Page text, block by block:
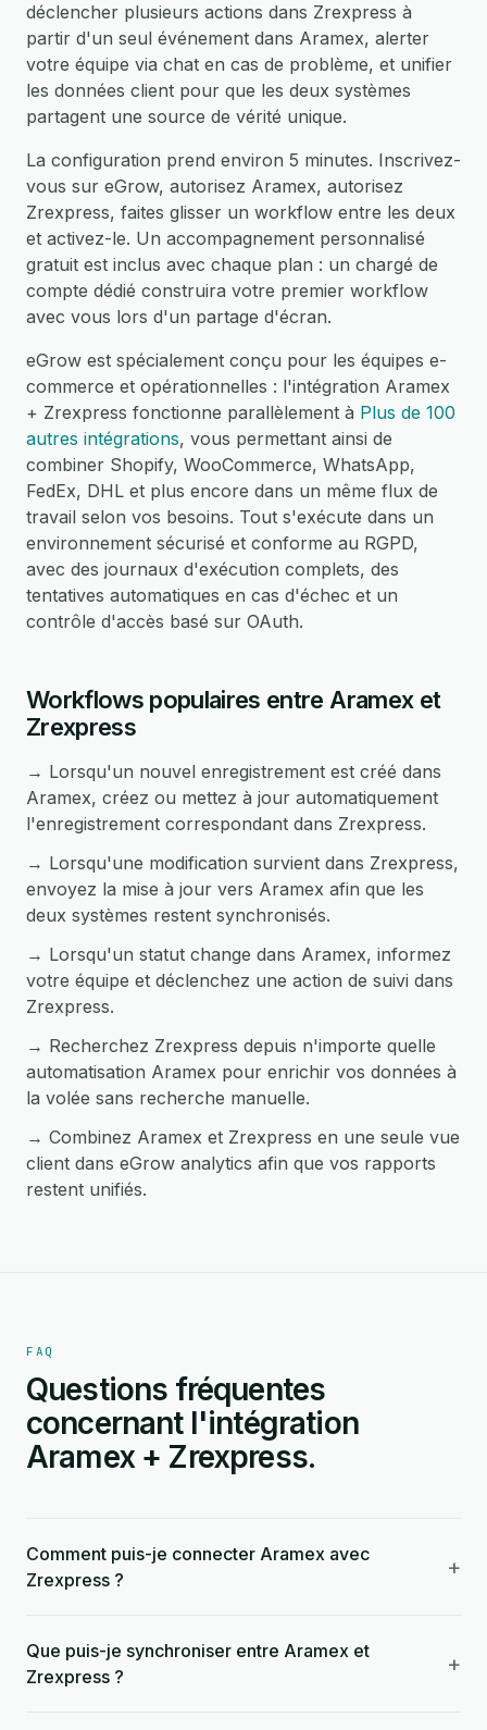
déclencher plusieurs actions dans Zrexpress à
partir d'un seul événement dans Aramex, alerter
votre équipe via chat en cas de problème, et unifier
les données client pour que les deux systèmes
partagent une source de vérité unique.
La configuration prend environ 5 minutes. Inscrivez-
vous sur eGrow, autorisez Aramex, autorisez
Zrexpress, faites glisser un workflow entre les deux
et activez-le. Un accompagnement personnalisé
gratuit est inclus avec chaque plan : un chargé de
compte dédié construira votre premier workflow
avec vous lors d'un partage d'écran.
eGrow est spécialement conçu pour les équipes e-
commerce et opérationnelles : l'intégration Aramex
+ Zrexpress fonctionne parallèlement à Plus de 100
autres intégrations, vous permettant ainsi de
combiner Shopify, WooCommerce, WhatsApp,
FedEx, DHL et plus encore dans un même flux de
travail selon vos besoins. Tout s'exécute dans un
environnement sécurisé et conforme au RGPD,
avec des journaux d'exécution complets, des
tentatives automatiques en cas d'échec et un
contrôle d'accès basé sur OAuth.
Workflows populaires entre Aramex et
Zrexpress
→ Lorsqu'un nouvel enregistrement est créé dans
Aramex, créez ou mettez à jour automatiquement
l'enregistrement correspondant dans Zrexpress.
→ Lorsqu'une modification survient dans Zrexpress,
envoyez la mise à jour vers Aramex afin que les
deux systèmes restent synchronisés.
→ Lorsqu'un statut change dans Aramex, informez
votre équipe et déclenchez une action de suivi dans
Zrexpress.
→ Recherchez Zrexpress depuis n'importe quelle
automatisation Aramex pour enrichir vos données à
la volée sans recherche manuelle.
→ Combinez Aramex et Zrexpress en une seule vue
client dans eGrow analytics afin que vos rapports
restent unifiés.
FAQ
Questions fréquentes
concernant l'intégration
Aramex + Zrexpress.
Comment puis-je connecter Aramex avec
Zrexpress ?
+
Que puis-je synchroniser entre Aramex et
Zrexpress ?
+